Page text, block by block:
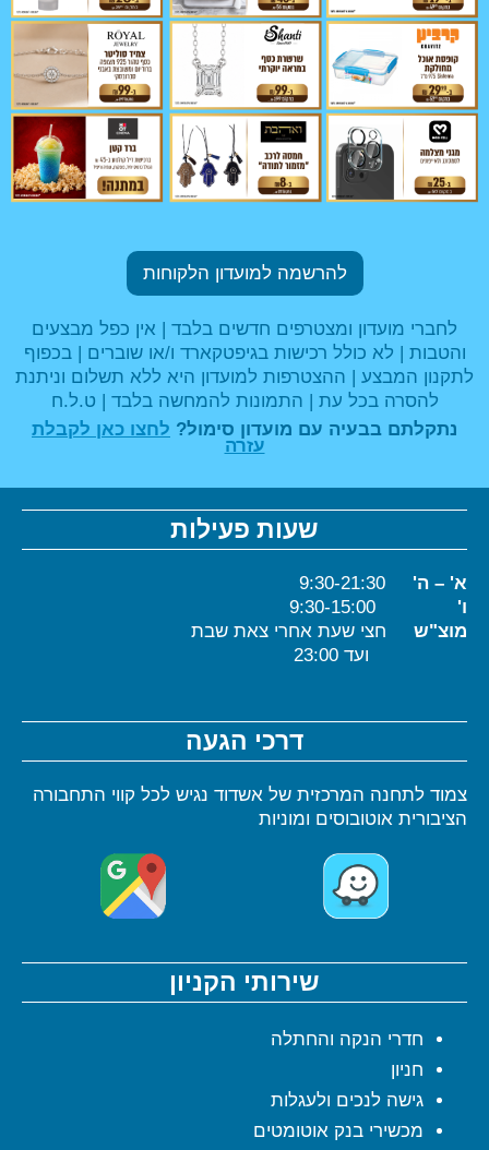
להרשמה למועדון הלקוחות
לחברי מועדון ומצטרפים חדשים בלבד | אין כפל מבצעים
והטבות | לא כולל רכישות בגיפטקארד ו/או שוברים | בכפוף
לתקנון המבצע | ההצטרפות למועדון היא ללא תשלום וניתנת
להסרה בכל עת | התמונות להמחשה בלבד | ט.ל.ח
נתקלתם בבעיה עם מועדון סימול? לחצו כאן לקבלת
עזרה
שעות פעילות
א' – ה' 9:30-21:30
ו'
מוצ"ש חצי שעת אחרי צאת שבת
ועד 23:00
דרכי הגעה
צמוד לתחנה המרכזית של אשדוד נגיש לכל קווי התחבורה
הציבורית אוטובוסים ומוניות
שירותי הקניון
חדרי הנקה והחתלה
חניון
גישה לנכים ולעגלות
מכשירי בנק אוטומטים